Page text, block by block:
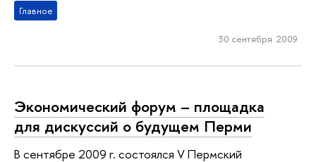
Главное
30 сентября 2009
Экономический форум – площадка
для дискуссий о будущем Перми
В сентябре 2009 г. состоялся V Пермский